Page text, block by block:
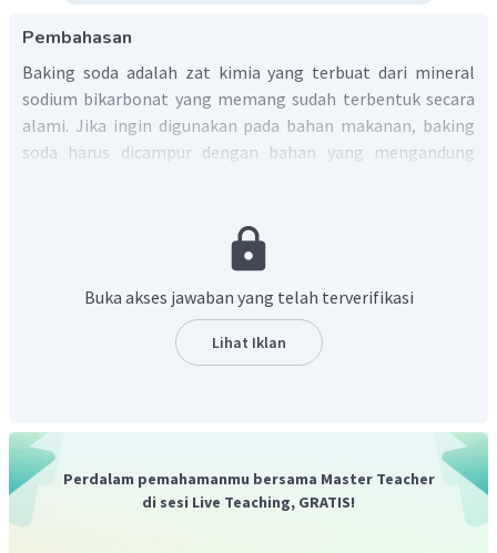
Pembahasan
Baking soda adalah zat kimia yang terbuat dari mineral
sodium bikarbonat yang memang sudah terbentuk secara
alami. Jika ingin digunakan pada bahan makanan, baking
soda harus dicampur dengan bahan yang mengandung
Jadi baking soda adalah salah satu jenis garam yang
Oleh karena itu, jawaban yang benar adalah B.
Buka akses jawaban yang telah terverifikasi
Lihat Iklan
Perdalam pemahamanmu bersama Master Teacher
di sesi Live Teaching, GRATIS!